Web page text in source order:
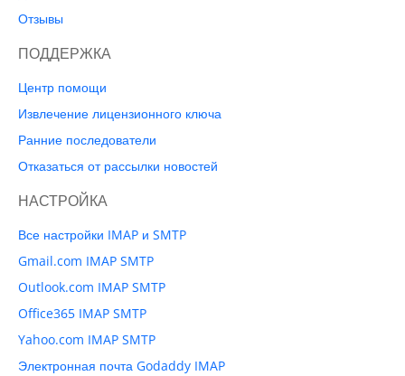
Отзывы
ПОДДЕРЖКА
Центр помощи
Извлечение лицензионного ключа
Ранние последователи
Отказаться от рассылки новостей
НАСТРОЙКА
Все настройки IMAP и SMTP
Gmail.com IMAP SMTP
Outlook.com IMAP SMTP
Office365 IMAP SMTP
Yahoo.com IMAP SMTP
Электронная почта Godaddy IMAP